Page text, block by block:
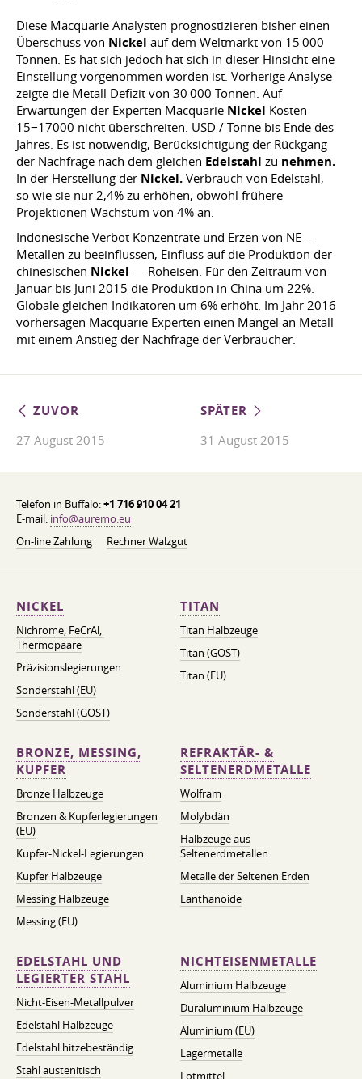
Diese Macquarie Analysten prognostizieren bisher einen
Überschuss von Nickel auf dem Weltmarkt von 15 000
Tonnen. Es hat sich jedoch hat sich in dieser Hinsicht eine
Einstellung vorgenommen worden ist. Vorherige Analyse
zeigte die Metall Defizit von 30 000 Tonnen. Auf
Erwartungen der Experten Macquarie Nickel Kosten
15−17000 nicht überschreiten. USD / Tonne bis Ende des
Jahres. Es ist notwendig, Berücksichtigung der Rückgang
der Nachfrage nach dem gleichen Edelstahl zu nehmen.
In der Herstellung der Nickel. Verbrauch von Edelstahl,
so wie sie nur 2,4% zu erhöhen, obwohl frühere
Projektionen Wachstum von 4% an.
Indonesische Verbot Konzentrate und Erzen von NE —
Metallen zu beeinflussen, Einfluss auf die Produktion der
chinesischen Nickel — Roheisen. Für den Zeitraum von
Januar bis Juni 2015 die Produktion in China um 22%.
Globale gleichen Indikatoren um 6% erhöht. Im Jahr 2016
vorhersagen Macquarie Experten einen Mangel an Metall
mit einem Anstieg der Nachfrage der Verbraucher.
ZUVOR
27 August 2015
SPÄTER
31 August 2015
Telefon in Buffalo:+1 716 910 04 21
E-mail: info@auremo.eu
On-line Zahlung
Rechner Walzgut
NICKEL
Nichrome, FeСrAl, ​​
Thermopaare
Präzisionslegierungen
Sonderstahl (EU)
Sonderstahl (GOST)
TITAN
Titan Halbzeuge
Titan (GOST)
Titan (EU)
BRONZE, MESSING,
KUPFER
Bronze Halbzeuge
Bronzen & Kupferlegierungen
(EU)
Kupfer-Nickel-Legierungen
Kupfer Halbzeuge
Messing Halbzeuge
Messing (EU)
REFRAKTÄR- &
SELTENERDMETALLE
Wolfram
Molybdän
Halbzeuge aus
Seltenerdmetallen
Metalle der Seltenen Erden
Lanthanoide
EDELSTAHL UND
LEGIERTER STAHL
Nicht-Eisen-Metallpulver
Edelstahl Halbzeuge
Edelstahl hitzebeständig
Stahl austenitisch
NICHTEISENMETALLE
Aluminium Halbzeuge
Duraluminium Halbzeuge
Aluminium (EU)
Lagermetalle
Lötmittel